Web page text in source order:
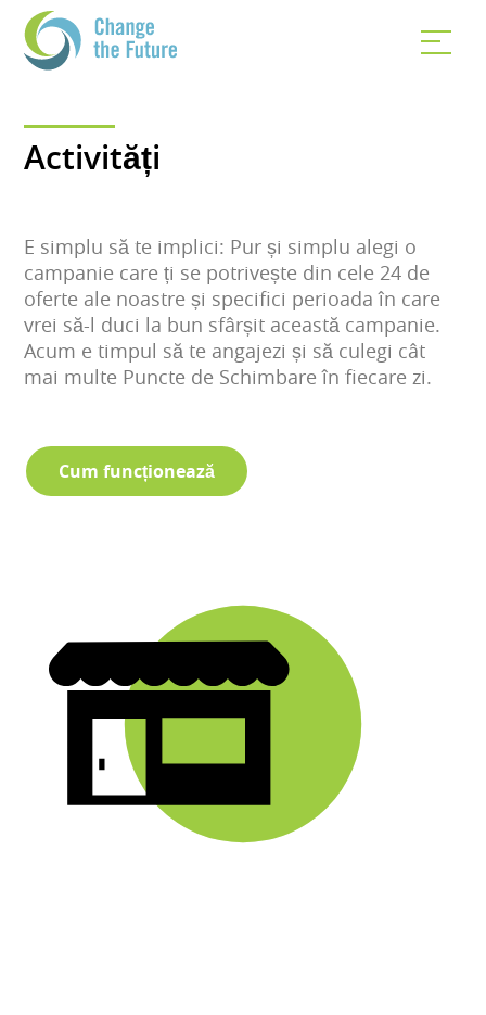
Activități
E simplu să te implici: Pur și simplu alegi o
campanie care ți se potrivește din cele 24 de
oferte ale noastre și specifici perioada în care
vrei să-l duci la bun sfârșit această campanie.
Acum e timpul să te angajezi și să culegi cât
mai multe Puncte de Schimbare în fiecare zi.
Cum funcționează